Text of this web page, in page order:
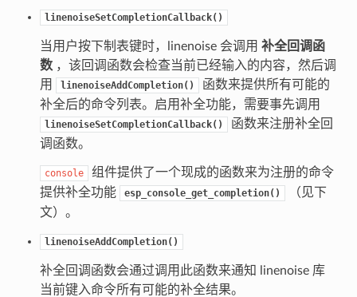
linenoiseSetCompletionCallback()
当用户按下制表键时，linenoise 会调用 补全回调函
数，该回调函数会检查当前已经输入的内容，然后调
用
linenoiseAddCompletion()
函数来提供所有可能的
补全后的命令列表。启用补全功能，需要事先调用
linenoiseSetCompletionCallback()
函数来注册补全回
调函数。
console
组件提供了一个现成的函数来为注册的命令
提供补全功能
esp_console_get_completion()
（见下
文）。
linenoiseAddCompletion()
补全回调函数会通过调用此函数来通知 linenoise 库
当前键入命令所有可能的补全结果。